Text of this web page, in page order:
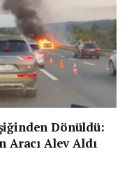
Dönüldü:
Aracı Alev Aldı